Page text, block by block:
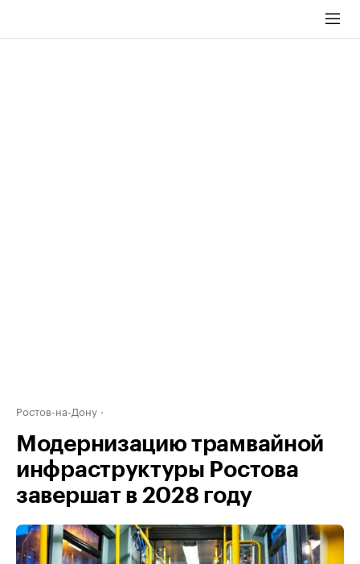
Ростов-на-Дону
Модернизацию трамвайной
инфраструктуры Ростова
завершат в 2028 году